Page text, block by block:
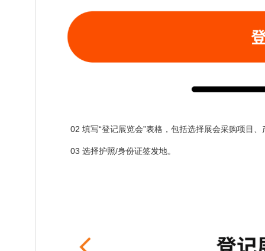
02 填写“登记展览会”表格，包括选择展会采购项目
03 选择护照/身份证签发地。